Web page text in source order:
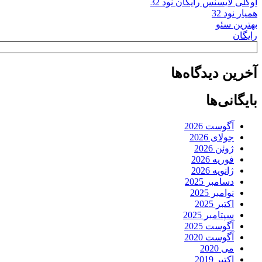
همیار نود 32
بهترین سئو
رایگان
آخرین دیدگاه‌ها
بایگانی‌ها
آگوست 2026
جولای 2026
ژوئن 2026
فوریه 2026
ژانویه 2026
دسامبر 2025
نوامبر 2025
اکتبر 2025
سپتامبر 2025
آگوست 2025
آگوست 2020
می 2020
اکتبر 2019